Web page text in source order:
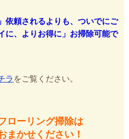
依頼されるよりも、ついでにご
に、よりお得に」お掃除可能で
ラ をご覧ください。
ローリング掃除は
まかせください！